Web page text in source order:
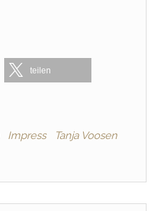
teilen
Impress
Tanja Voosen